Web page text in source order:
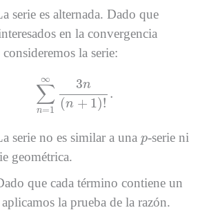
serie es alternada. Dado que
en la convergencia
la serie:
∞
∑
n=1
3n
(n + 1)!
.
∑n 3
serie no es similar a unap
p-serie ni
geométrica.
que cada término contiene un
la prueba de la razón.